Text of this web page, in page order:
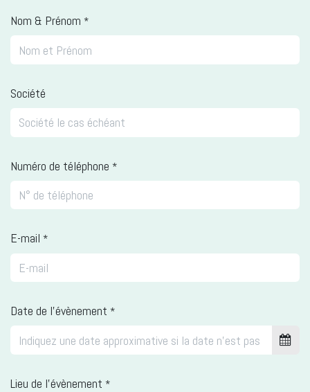
Nom & Prénom *
Société
Numéro de téléphone *
E-mail *
Date de l'évènement *
Lieu de l'évènement *